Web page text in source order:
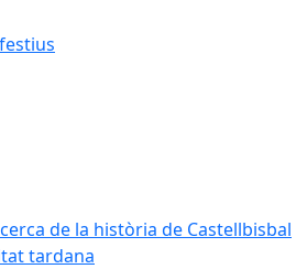
de la història de Castellbisbal
tardana